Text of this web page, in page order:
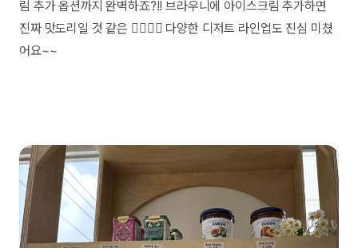
림 추가 옵션까지 완벽하죠?!! 브라우니에 아이스크림 추가하면
진짜 맛도리일 것 같은 👉🏿👈🏿 다양한 디저트 라인업도 진심 미쳤
어요~~